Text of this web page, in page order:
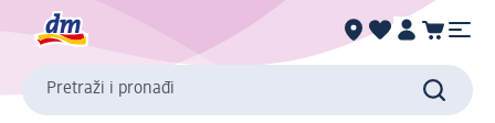
Pretraži i pronađi